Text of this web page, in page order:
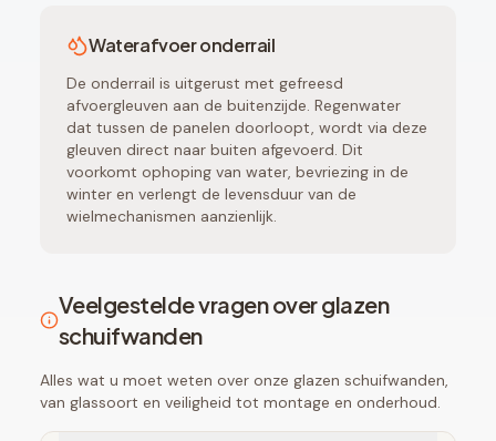
Waterafvoer onderrail
De onderrail is uitgerust met gefreesd
afvoergleuven aan de buitenzijde. Regenwater
dat tussen de panelen doorloopt, wordt via deze
gleuven direct naar buiten afgevoerd. Dit
voorkomt ophoping van water, bevriezing in de
winter en verlengt de levensduur van de
wielmechanismen aanzienlijk.
Veelgestelde vragen over glazen
schuifwanden
Alles wat u moet weten over onze glazen schuifwanden,
van glassoort en veiligheid tot montage en onderhoud.